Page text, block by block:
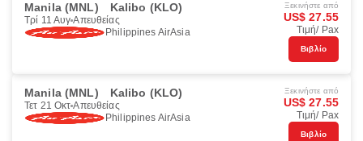
Manila (MNL) Kalibo (KLO)
Τρί 11 Αυγ Απευθείας
Philippines AirAsia
Ξεκινήστε από
US$ 27.55
Τιμή/ Pax
Βιβλίο
Manila (MNL) Kalibo (KLO)
Τετ 21 Οκτ Απευθείας
Philippines AirAsia
Ξεκινήστε από
US$ 27.55
Τιμή/ Pax
Βιβλίο